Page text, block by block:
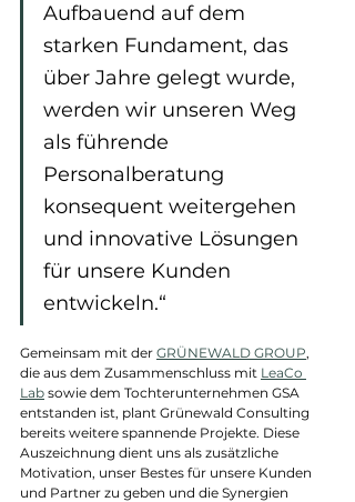
Aufbauend auf dem
starken Fundament, das
über Jahre gelegt wurde,
werden wir unseren Weg
als führende
Personalberatung
konsequent weitergehen
und innovative Lösungen
für unsere Kunden
entwickeln.“
Gemeinsam mit der GRÜNEWALD GROUP,
die aus dem Zusammenschluss mit LeaCo
Lab sowie dem Tochterunternehmen GSA
entstanden ist, plant Grünewald Consulting
bereits weitere spannende Projekte. Diese
Auszeichnung dient uns als zusätzliche
Motivation, unser Bestes für unsere Kunden
und Partner zu geben und die Synergien